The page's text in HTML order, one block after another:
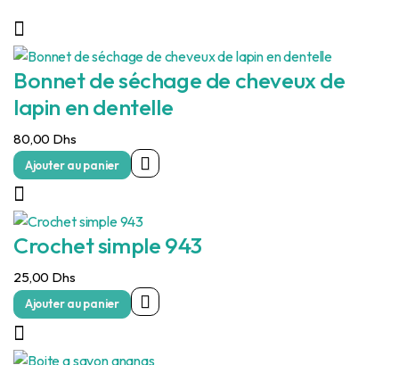
Bonnet de séchage de cheveux de
lapin en dentelle
80,00 Dhs
Ajouter au panier
Crochet simple 943
25,00 Dhs
Ajouter au panier